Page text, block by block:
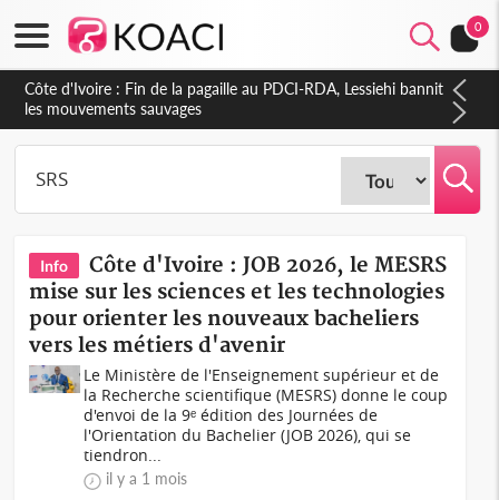
0
Côte d'Ivoire : Fin de la pagaille au PDCI-RDA, Lessiehi bannit
les mouvements sauvages
Info
Côte d'Ivoire : JOB 2026, le MESRS
mise sur les sciences et les technologies
pour orienter les nouveaux bacheliers
vers les métiers d'avenir
Le Ministère de l'Enseignement supérieur et de
la Recherche scientifique (MESRS) donne le coup
d'envoi de la 9ᵉ édition des Journées de
l'Orientation du Bachelier (JOB 2026), qui se
tiendron...
il y a 1 mois